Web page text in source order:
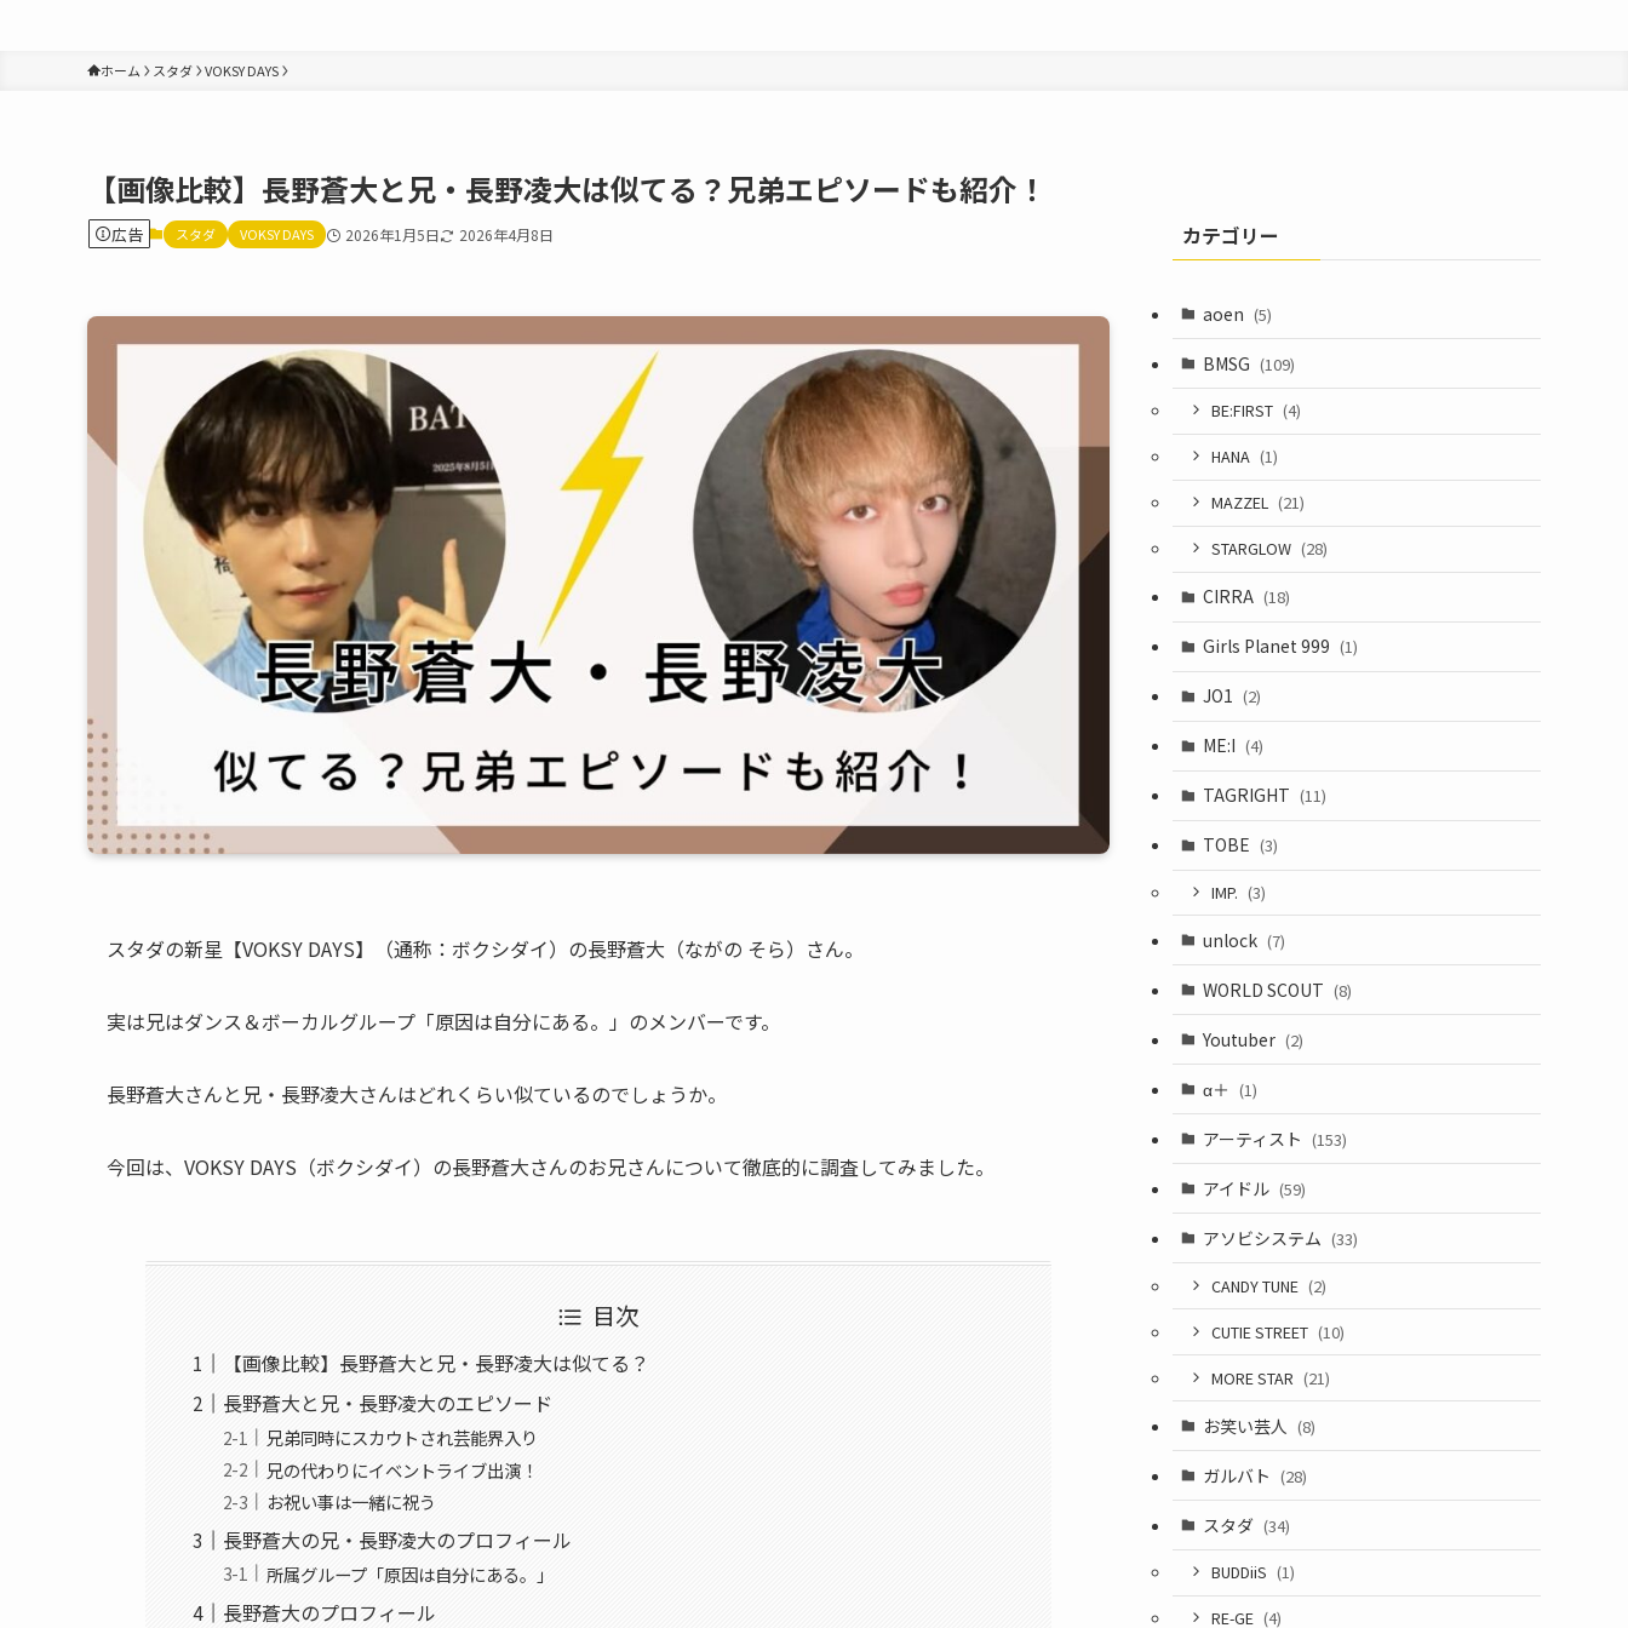
ホーム スタダ VOKSY DAYS
【画像比較】長野蒼大と兄・長野凌大は似てる？兄弟エピソードも紹介！
広告 スタダ VOKSY DAYS 2026年1月5日 2026年4月8日
スタダの新星【VOKSY DAYS】（通称：ボクシダイ）の長野蒼大（ながの そら）さん。
実は兄はダンス＆ボーカルグループ「原因は自分にある。」のメンバーです。
長野蒼大さんと兄・長野凌大さんはどれくらい似ているのでしょうか。
今回は、VOKSY DAYS（ボクシダイ）の長野蒼大さんのお兄さんについて徹底的に調査してみました。
目次
【画像比較】長野蒼大と兄・長野凌大は似てる？
長野蒼大と兄・長野凌大のエピソード
兄弟同時にスカウトされ芸能界入り
兄の代わりにイベントライブ出演！
お祝い事は一緒に祝う
長野蒼大の兄・長野凌大のプロフィール
所属グループ「原因は自分にある。」
長野蒼大のプロフィール
カテゴリー
aoen (5)
BMSG (109)
BE:FIRST (4)
HANA (1)
MAZZEL (21)
STARGLOW (28)
CIRRA (18)
Girls Planet 999 (1)
JO1 (2)
ME:I (4)
TAGRIGHT (11)
TOBE (3)
IMP. (3)
unlock (7)
WORLD SCOUT (8)
Youtuber (2)
α＋ (1)
アーティスト (153)
アイドル (59)
アソビシステム (33)
CANDY TUNE (2)
CUTIE STREET (10)
MORE STAR (21)
お笑い芸人 (8)
ガルバト (28)
スタダ (34)
BUDDiiS (1)
RE-GE (4)